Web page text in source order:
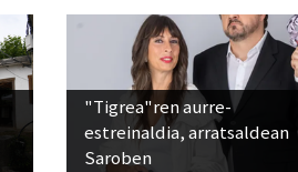
"Tigrea"ren aurre-
estreinaldia, arratsaldean
Saroben